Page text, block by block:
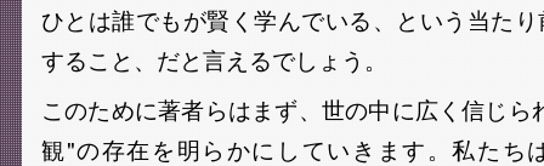
ひとは誰でもが賢く学んでいる、という当た
すること、だと言えるでしょう。
このために著者らはまず、世の中に広く信じら
観"の存在を明らかにしていきます。私たち